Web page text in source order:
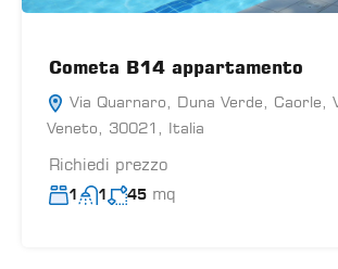
Cometa B14 appartamento
Via Quarnaro, Duna Verde, Caorle,
Veneto, 30021, Italia
Richiedi prezzo
1 1 45 mq